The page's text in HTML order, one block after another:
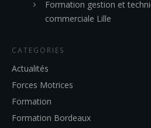
Formation gestion et
commerciale Lille
CATEGORIES
Actualités
Forces Motrices
Formation
Formation Bordeaux